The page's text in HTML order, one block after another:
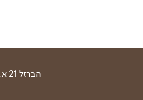
הברזל 21 א, רמת החייל תל אביב | טלפון: 055-9857406 | office@newagetrekking.com